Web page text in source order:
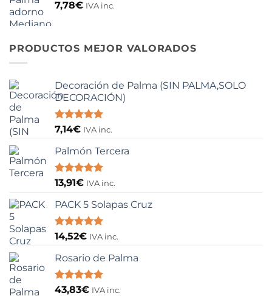
era:
7,78€ IVA inc.
PRODUCTOS MEJOR VALORADOS
Decoración de Palma (SIN PALMA,SOLO
DECORACIÓN)
Valorado
de 5
7,14€ IVA inc.
Palmón Tercera
Valorado
de 5
13,91€ IVA inc.
PACK 5 Solapas Cruz
Valorado
de 5
14,52€ IVA inc.
Rosario de Palma
Valorado
43,83€ IVA inc.